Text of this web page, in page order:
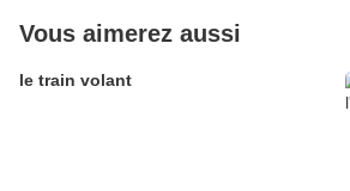
Vous aimerez aussi
le train volant